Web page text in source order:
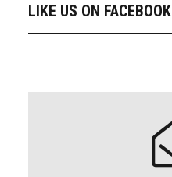
LIKE US ON FACEBOOK